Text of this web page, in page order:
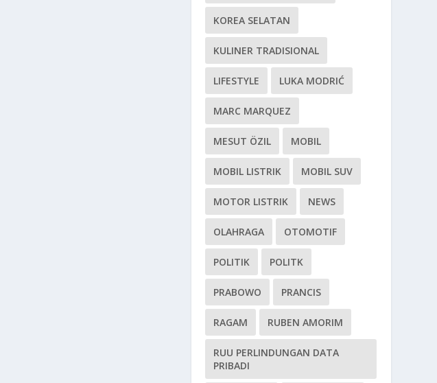
KOREA SELATAN
KULINER TRADISIONAL
LIFESTYLE LUKA MODRIĆ
MARC MARQUEZ
MESUT ÖZIL MOBIL
MOBIL LISTRIK MOBIL SUV
MOTOR LISTRIK NEWS
OLAHRAGA OTOMOTIF
POLITIK POLITK
PRABOWO PRANCIS
RAGAM RUBEN AMORIM
RUU PERLINDUNGAN DATA
PRIBADI